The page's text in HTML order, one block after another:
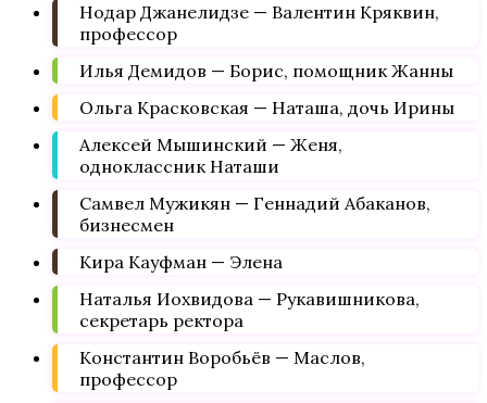
Нодар Джанелидзе — Валентин Кряквин,
профессор
Илья Демидов — Борис, помощник Жанны
Ольга Красковская — Наташа, дочь Ирины
Алексей Мышинский — Женя,
одноклассник Наташи
Самвел Мужикян — Геннадий Абаканов,
бизнесмен
Кира Кауфман — Элена
Наталья Иохвидова — Рукавишникова,
секретарь ректора
Константин Воробьёв — Маслов,
профессор